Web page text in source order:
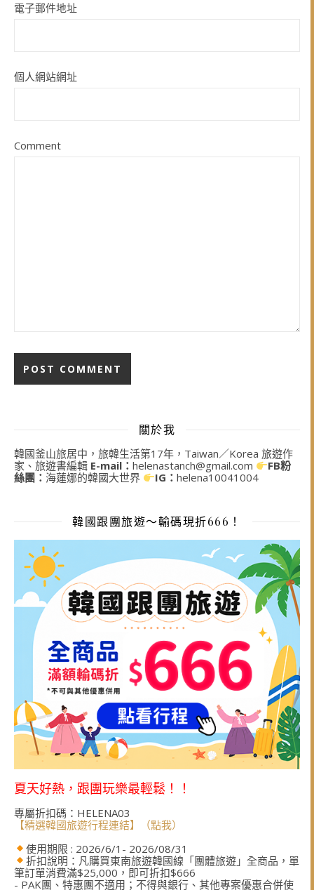
電子郵件地址
個人網站網址
Comment
關於我
韓國釜山旅居中，旅韓生活第17年，Taiwan／Korea 旅遊作
家、旅遊書編輯 E-mail： helenastanch@gmail.com
FB粉
絲團： 海蓮娜的韓國大世界 IG：helena10041004
韓國跟團旅遊～輸碼現折666！
夏天好熱，跟團玩樂最輕鬆！！
專屬折扣碼：HELENA03
【精選韓國旅遊行程連結】（點我）
使用期限 : 2026/6/1- 2026/08/31
折扣說明：凡購買東南旅遊韓國線「團體旅遊」全商品，單
筆訂單消費滿$25,000，即可折扣$666
- PAK團、特惠團不適用；不得與銀行、其他專案優惠合併使